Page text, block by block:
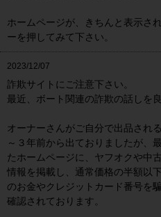
ホームページが、きちんと表示さ
ーを押してみて下さい。
2023/12/07
詐欺サイトにご注意下さい。
最近、ボート関連の詐欺の話しを
オーナーさんがご自分で出品され
～３年前から出ておりましたが、
たホームページに、ヤフオクや中
情報を掲載し、通常価格の半額以
のお金やクレジットカード番号を
確認されております。